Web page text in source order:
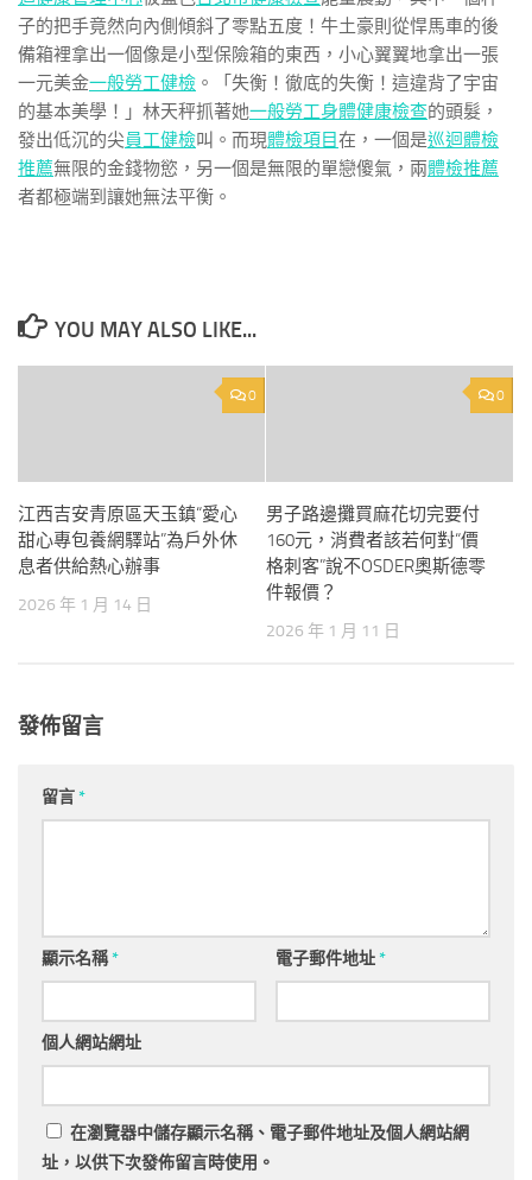
子的把手竟然向內側傾斜了零點五度！牛土豪則從悍馬車的後
備箱裡拿出一個像是小型保險箱的東西，小心翼翼地拿出一張
一元美金一般勞工健檢 。「失衡！徹底的失衡！這違背了宇宙
的基本美學！」林天秤抓著她一般勞工身體健康檢查的頭髮，
發出低沉的尖員工健檢叫。而現體檢項目在，一個是巡迴體檢
推薦無限的金錢物慾，另一個是無限的單戀傻氣，兩體檢推薦
者都極端到讓她無法平衡。
YOU MAY ALSO LIKE...
0
江西吉安青原區天玉鎮“愛心
甜心專包養網驛站”為戶外休
息者供給熱心辦事
2026 年 1 月 14 日
0
男子路邊攤買麻花切完要付
160元，消費者該若何對“價
格刺客”說不OSDER奧斯德零
件報價？
2026 年 1 月 11 日
發佈留言
留言*
顯示名稱* 電子郵件地址*
個人網站網址
在瀏覽器中儲存顯示名稱、電子郵件地址及個人網站網
址，以供下次發佈留言時使用。